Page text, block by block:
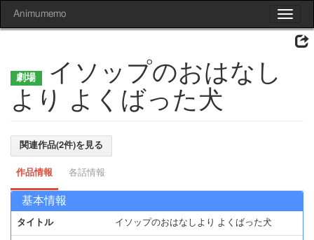
Toggle
Animumemo
イソップのおはなし
より よくばった犬
関連作品(2件)を見る
作品情報 各話情報
基本情報
タイトル イソップのおはなしより よくばった犬